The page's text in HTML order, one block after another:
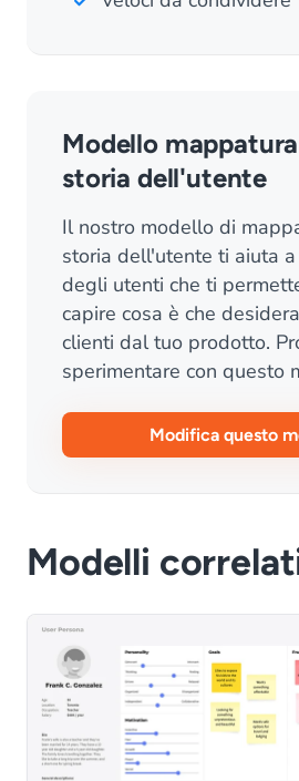
Modello
storia dell'utente
Il nostro modello di
storia dell'utente ti aiuta
degli utenti che ti
capire cosa è che
clienti dal tuo prodotto.
sperimentare con questo
Modifica questo
Modelli